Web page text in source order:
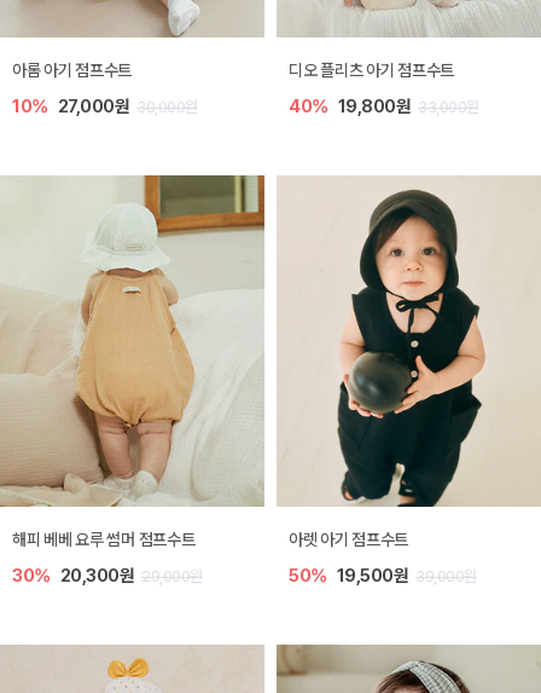
아롬 아기 점프수트
10% 27,000원 30,000원
디오 플리츠 아기 점프수트
40% 19,800원 33,000원
해피 베베 요루 썸머 점프수트
30% 20,300원 29,000원
아렛 아기 점프수트
50% 19,500원 39,000원